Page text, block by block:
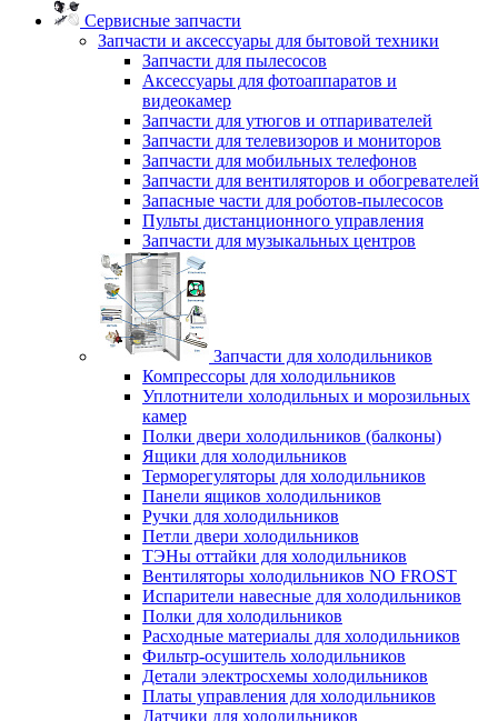
Сервисные запчасти
Запчасти и аксессуары для бытовой техники
Запчасти для пылесосов
Аксессуары для фотоаппаратов и
видеокамер
Запчасти для утюгов и отпаривателей
Запчасти для телевизоров и мониторов
Запчасти для мобильных телефонов
Запчасти для вентиляторов и обогревателей
Запасные части для роботов-пылесосов
Пульты дистанционного управления
Запчасти для музыкальных центров
Запчасти для холодильников
Компрессоры для холодильников
Уплотнители холодильных и морозильных
камер
Полки двери холодильников (балконы)
Ящики для холодильников
Терморегуляторы для холодильников
Панели ящиков холодильников
Ручки для холодильников
Петли двери холодильников
ТЭНы оттайки для холодильников
Вентиляторы холодильников NO FROST
Испарители навесные для холодильников
Полки для холодильников
Расходные материалы для холодильников
Фильтр-осушитель холодильников
Детали электросхемы холодильников
Платы управления для холодильников
Датчики для холодильников